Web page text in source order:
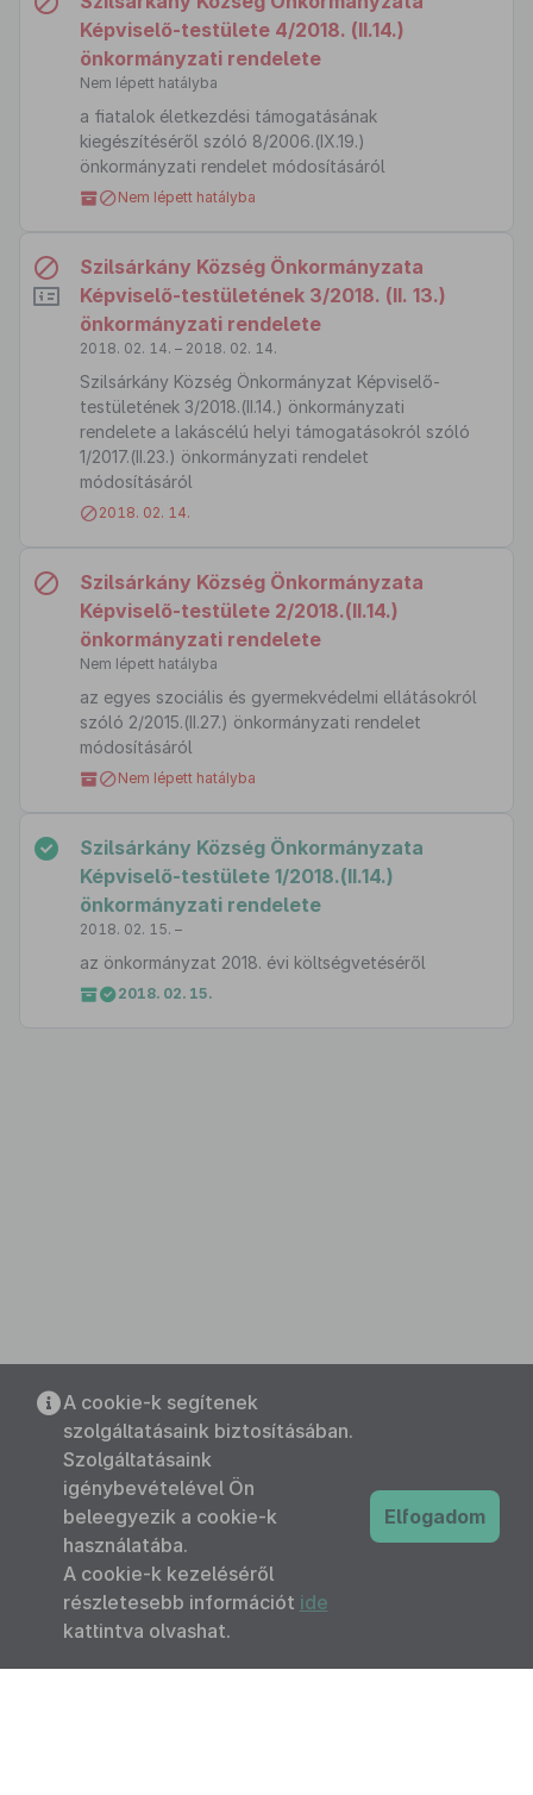
Képviselő-testülete 4/2018. (II.14.)
önkormányzati rendelete
Nem lépett hatályba
a fiatalok életkezdési támogatásának
kiegészítéséről szóló 8/2006.(IX.19.)
önkormányzati rendelet módosításáról
Nem lépett hatályba
Szilsárkány Község Önkormányzata
Képviselő-testületének 3/2018. (II. 13.)
önkormányzati rendelete
2018. 02. 14. – 2018. 02. 14.
Szilsárkány Község Önkormányzat Képviselő-
testületének 3/2018.(II.14.) önkormányzati
rendelete a lakáscélú helyi támogatásokról szóló
1/2017.(II.23.) önkormányzati rendelet
módosításáról
2018. 02. 14.
Szilsárkány Község Önkormányzata
Képviselő-testülete 2/2018.(II.14.)
önkormányzati rendelete
Nem lépett hatályba
az egyes szociális és gyermekvédelmi ellátásokról
szóló 2/2015.(II.27.) önkormányzati rendelet
módosításáról
Nem lépett hatályba
Szilsárkány Község Önkormányzata
Képviselő-testülete 1/2018.(II.14.)
önkormányzati rendelete
2018. 02. 15. –
az önkormányzat 2018. évi költségvetéséről
2018. 02. 15.
A cookie-k segítenek
szolgáltatásaink biztosításában.
Szolgáltatásaink
igénybevételével Ön
beleegyezik a cookie-k
használatába.
A cookie-k kezeléséről
részletesebb információt ide
kattintva olvashat.
Elfogadom